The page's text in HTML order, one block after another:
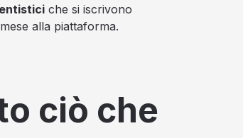
che si iscrivono
alla piattaforma.
ciò che